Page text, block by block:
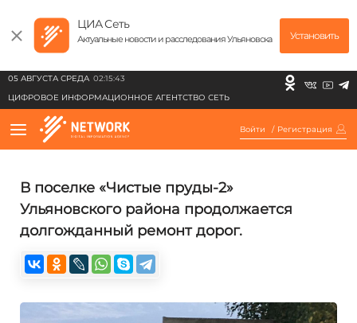
ЦИА Сеть
Актуальные новости и расследования Ульяновска Установить
05 АВГУСТА СРЕДА 02:15:43
ЦИФРОВОЕ ИНФОРМАЦИОННОЕ АГЕНТСТВО СЕТЬ
Войти / Регистрация
В поселке «Чистые пруды-2»
Ульяновского района продолжается
долгожданный ремонт дорог.